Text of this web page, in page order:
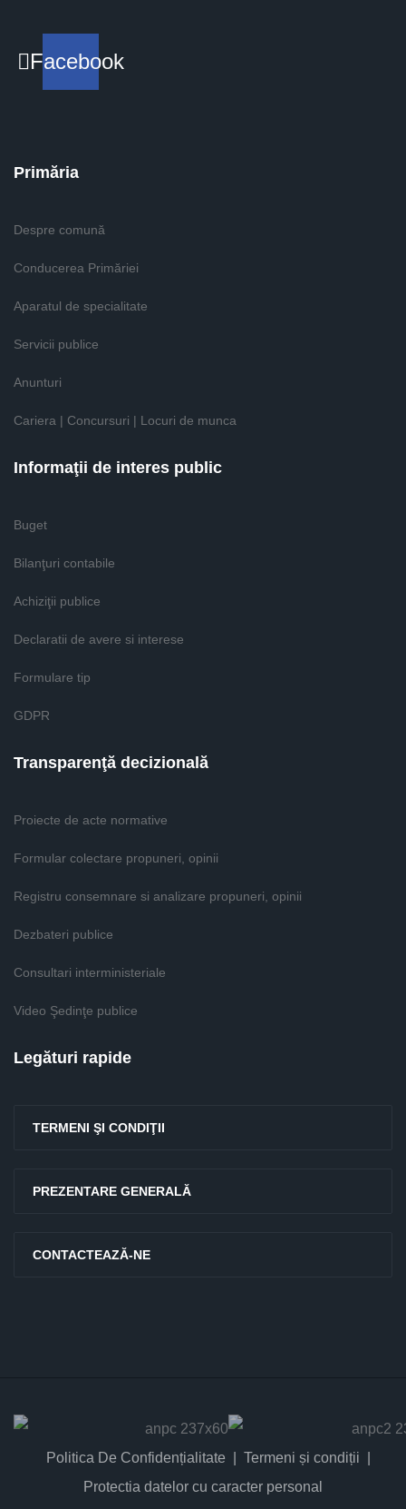
Facebook
Primăria
Despre comună
Conducerea Primăriei
Aparatul de specialitate
Servicii publice
Anunturi
Cariera | Concursuri | Locuri de munca
Informaţii de interes public
Buget
Bilanţuri contabile
Achiziţii publice
Declaratii de avere si interese
Formulare tip
GDPR
Transparenţă decizională
Proiecte de acte normative
Formular colectare propuneri, opinii
Registru consemnare si analizare propuneri, opinii
Dezbateri publice
Consultari interministeriale
Video Şedinţe publice
Legături rapide
TERMENI ŞI CONDIŢII
PREZENTARE GENERALĂ
CONTACTEAZĂ-NE
Politica De Confidențialitate
Termeni și condiții
Protectia datelor cu caracter personal